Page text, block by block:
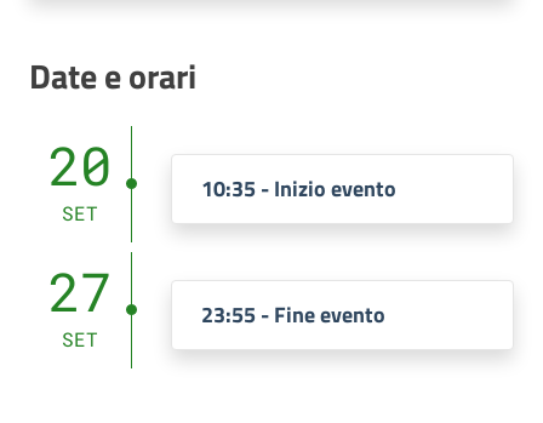
Date e orari
20
SET
10:35 - Inizio evento
27
SET
23:55 - Fine evento